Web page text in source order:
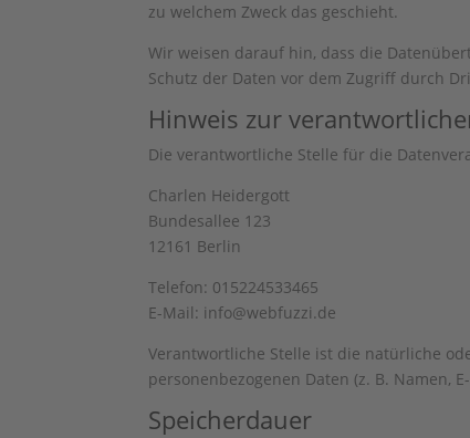
zu welchem Zweck das geschieht.
Wir weisen darauf hin, dass die
Schutz der Daten vor dem Zugriff durch
Hinweis zur
Die verantwortliche Stelle für die
Charlen Heidergott
Bundesallee 123
12161 Berlin
Telefon: 015224533465
E-Mail: info@webfuzzi.de
Verantwortliche Stelle ist die natürliche
personenbezogenen Daten (z. B. Namen,
Speicherdauer